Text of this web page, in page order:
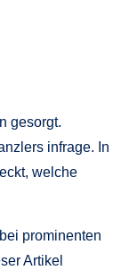
gesorgt.
infrage. In
welche
prominenten
Artikel